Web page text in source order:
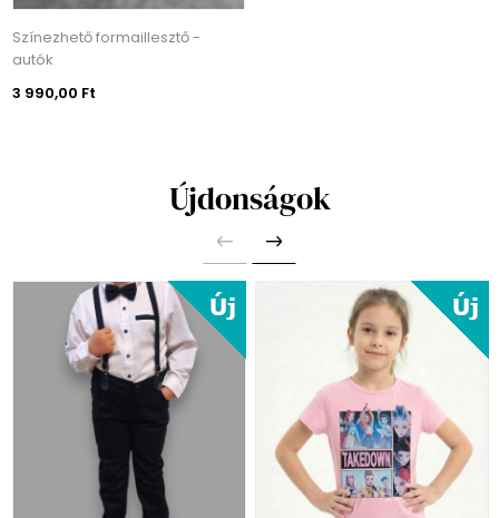
Színezhető formaillesztő -
autók
3 990,00 Ft
Újdonságok